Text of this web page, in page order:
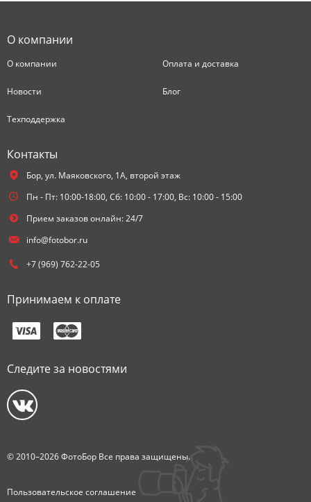
О компании
О компании Оплата и доставка
Новости Блог
Техподдержка
Контакты
Бор, ул. Маяковского, 1А, второй этаж
Пн - Пт: 10:00-18:00, Сб: 10:00 - 17:00, Вс: 10:00 - 15:00
Прием заказов онлайн: 24/7
info@fotobor.ru
+7 (969) 762-22-05
Принимаем к оплате
Следите за новостями
© 2010–2026 ФотоБор Все права защищены.
Пользовательское соглашение